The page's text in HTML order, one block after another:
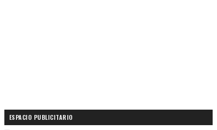
ESPACIO PUBLICITARIO